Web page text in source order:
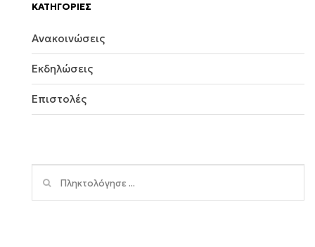
KΑΤΗΓΟΡΙΕΣ
Ανακοινώσεις
Εκδηλώσεις
Επιστολές